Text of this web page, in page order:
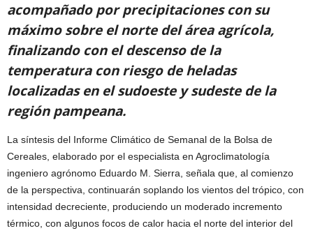
acompañado por precipitaciones con su
máximo sobre el norte del área agrícola,
finalizando con el descenso de la
temperatura con riesgo de heladas
localizadas en el sudoeste y sudeste de la
región pampeana.
La síntesis del Informe Climático de Semanal de la Bolsa de
Cereales, elaborado por el especialista en Agroclimatología
ingeniero agrónomo Eduardo M. Sierra, señala que, al comienzo
de la perspectiva, continuarán soplando los vientos del trópico, con
intensidad decreciente, produciendo un moderado incremento
térmico, con algunos focos de calor hacia el norte del interior del